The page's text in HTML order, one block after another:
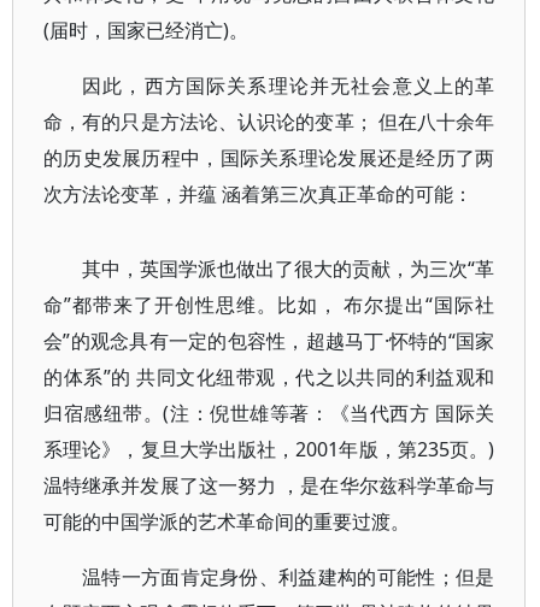
(届时，国家已经消亡)。
因此，西方国际关系理论并无社会意义上的革
命，有的只是方法论、认识论的变革； 但在八十余年
的历史发展历程中，国际关系理论发展还是经历了两
次方法论变革，并蕴 涵着第三次真正革命的可能：
其中，英国学派也做出了很大的贡献，为三次“革
命”都带来了开创性思维。比如， 布尔提出“国际社
会”的观念具有一定的包容性，超越马丁·怀特的“国家
的体系”的 共同文化纽带观，代之以共同的利益观和
归宿感纽带。(注：倪世雄等著：《当代西方 国际关
系理论》，复旦大学出版社，2001年版，第235页。)
温特继承并发展了这一努力 ，是在华尔兹科学革命与
可能的中国学派的艺术革命间的重要过渡。
温特一方面肯定身份、利益建构的可能性；但是